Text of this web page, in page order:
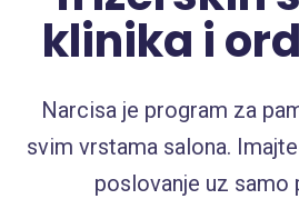
klinika i
Narcisa je program za
svim vrstama salona.
poslovanje uz samo